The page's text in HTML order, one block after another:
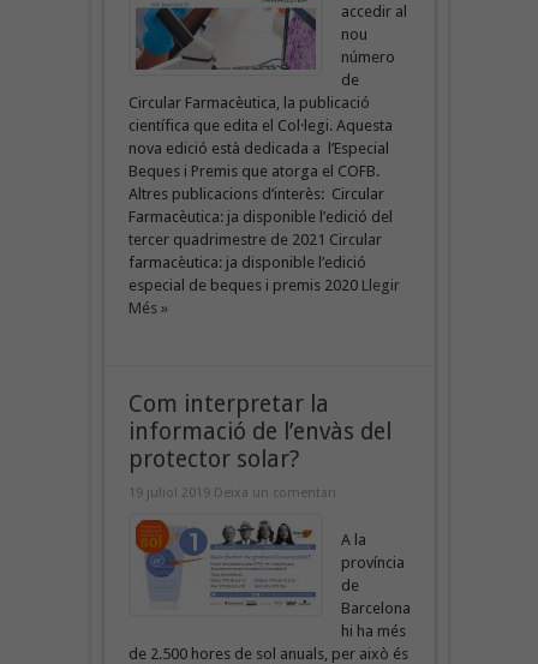
accedir al
nou
número
de
Circular Farmacèutica, la publicació
científica que edita el Col·legi. Aquesta
nova edició està dedicada a l’Especial
Beques i Premis que atorga el COFB.
Altres publicacions d’interès: Circular
Farmacèutica: ja disponible l’edició del
tercer quadrimestre de 2021 Circular
farmacèutica: ja disponible l’edició
especial de beques i premis 2020 Llegir
Més »
Com interpretar la
informació de l’envàs del
protector solar?
19 juliol 2019 Deixa un comentari
A la
província
de
Barcelona
hi ha més
de 2.500 hores de sol anuals, per això és